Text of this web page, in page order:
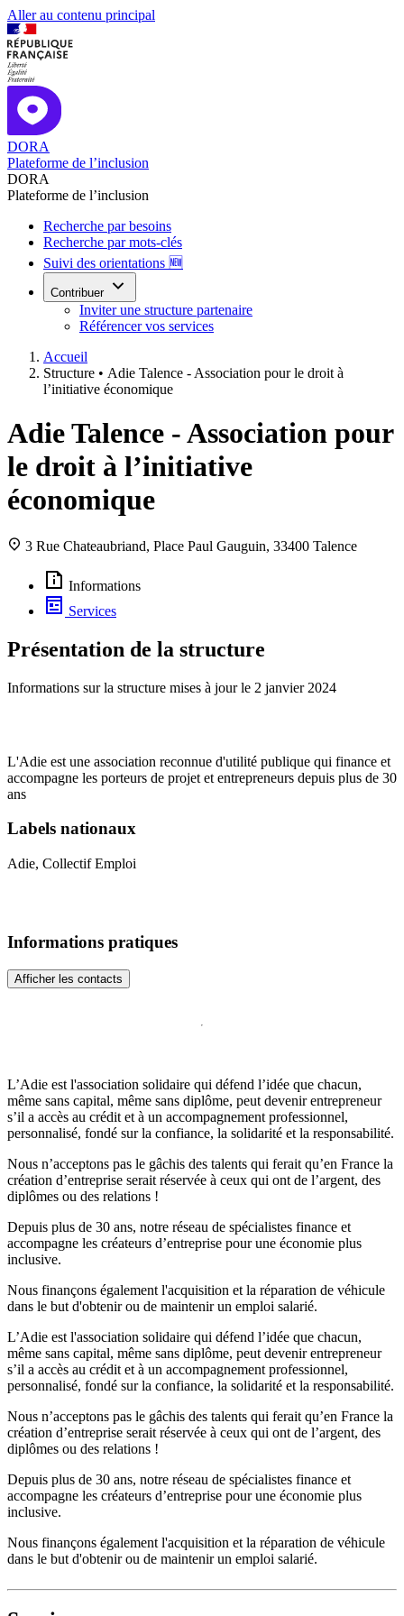
Aller au contenu principal
DORA
Plateforme de l’inclusion
DORA
Plateforme de l’inclusion
Recherche par besoins
Recherche par mots-clés
Suivi des orientations 🆕
Contribuer
Inviter une structure partenaire
Référencer vos services
Accueil
Structure • Adie Talence - Association pour le droit à
l’initiative économique
Adie Talence - Association pour
le droit à l’initiative
économique
3 Rue Chateaubriand, Place Paul Gauguin, 33400 Talence
Informations
Services
Présentation de la structure
Informations sur la structure mises à jour le 2 janvier 2024
L'Adie est une association reconnue d'utilité publique qui finance et
accompagne les porteurs de projet et entrepreneurs depuis plus de 30
ans
Labels nationaux
Adie, Collectif Emploi
L’Adie est l'association solidaire qui défend l’idée que chacun,
même sans capital, même sans diplôme, peut devenir entrepreneur
s’il a accès au crédit et à un accompagnement professionnel,
personnalisé, fondé sur la confiance, la solidarité et la responsabilité.
Nous n’acceptons pas le gâchis des talents qui ferait qu’en France la
création d’entreprise serait réservée à ceux qui ont de l’argent, des
diplômes ou des relations !
Depuis plus de 30 ans, notre réseau de spécialistes finance et
accompagne les créateurs d’entreprise pour une économie plus
inclusive.
Nous finançons également l'acquisition et la réparation de véhicule
dans le but d'obtenir ou de maintenir un emploi salarié.
L’Adie est l'association solidaire qui défend l’idée que chacun,
même sans capital, même sans diplôme, peut devenir entrepreneur
s’il a accès au crédit et à un accompagnement professionnel,
personnalisé, fondé sur la confiance, la solidarité et la responsabilité.
Nous n’acceptons pas le gâchis des talents qui ferait qu’en France la
création d’entreprise serait réservée à ceux qui ont de l’argent, des
diplômes ou des relations !
Depuis plus de 30 ans, notre réseau de spécialistes finance et
accompagne les créateurs d’entreprise pour une économie plus
inclusive.
Nous finançons également l'acquisition et la réparation de véhicule
dans le but d'obtenir ou de maintenir un emploi salarié.
Informations pratiques
Afficher les contacts